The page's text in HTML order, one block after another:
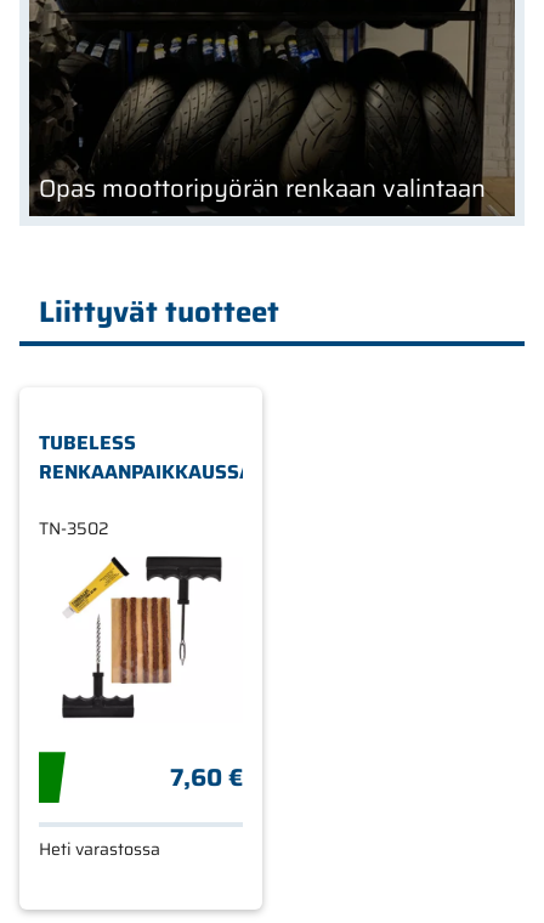
Opas moottoripyörän renkaan valintaan
Liittyvät tuotteet
TUBELESS
RENKAANPAIKKAUSSARJA
TN-3502
7,60 €
Heti varastossa